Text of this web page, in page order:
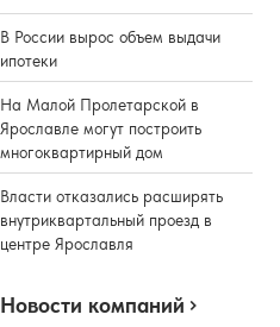
В России вырос объем выдачи
ипотеки
На Малой Пролетарской в
Ярославле могут построить
многоквартирный дом
Власти отказались расширять
внутриквартальный проезд в
центре Ярославля
Новости компаний